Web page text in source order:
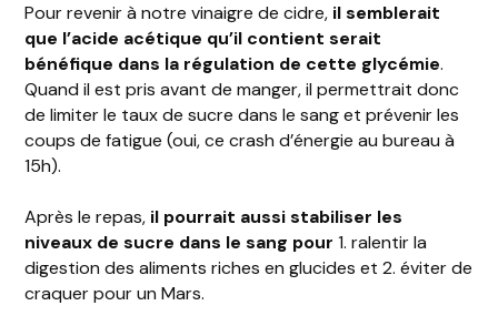
Pour revenir à notre vinaigre de cidre, il semblerait
que l’acide acétique qu’il contient serait
bénéfique dans la régulation de cette glycémie.
Quand il est pris avant de manger, il permettrait donc
de limiter le taux de sucre dans le sang et prévenir les
coups de fatigue (oui, ce crash d’énergie au bureau à
15h).
Après le repas, il pourrait aussi stabiliser les
niveaux de sucre dans le sang pour 1. ralentir la
digestion des aliments riches en glucides et 2. éviter de
craquer pour un Mars.